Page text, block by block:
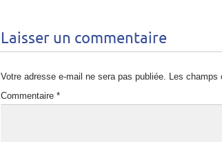
Laisser un commentaire
Votre adresse e-mail ne sera pas publiée. Les
Commentaire *